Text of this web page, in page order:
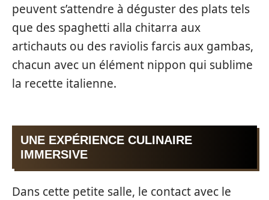
peuvent s’attendre à déguster des plats tels
que des spaghetti alla chitarra aux
artichauts ou des raviolis farcis aux gambas,
chacun avec un élément nippon qui sublime
la recette italienne.
UNE EXPÉRIENCE CULINAIRE
IMMERSIVE
Dans cette petite salle, le contact avec le